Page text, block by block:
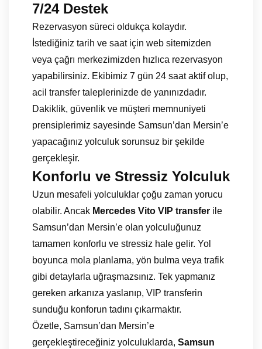
7/24 Destek
Rezervasyon süreci oldukça kolaydır.
İstediğiniz tarih ve saat için web sitemizden
veya çağrı merkezimizden hızlıca rezervasyon
yapabilirsiniz. Ekibimiz 7 gün 24 saat aktif olup,
acil transfer taleplerinizde de yanınızdadır.
Dakiklik, güvenlik ve müşteri memnuniyeti
prensiplerimiz sayesinde Samsun’dan Mersin’e
yapacağınız yolculuk sorunsuz bir şekilde
gerçekleşir.
Konforlu ve Stressiz Yolculuk
Uzun mesafeli yolculuklar çoğu zaman yorucu
olabilir. Ancak Mercedes Vito VIP transfer ile
Samsun’dan Mersin’e olan yolculuğunuz
tamamen konforlu ve stressiz hale gelir. Yol
boyunca mola planlama, yön bulma veya trafik
gibi detaylarla uğraşmazsınız. Tek yapmanız
gereken arkanıza yaslanıp, VIP transferin
sunduğu konforun tadını çıkarmaktır.
Özetle, Samsun’dan Mersin’e
gerçekleştireceğiniz yolculuklarda, Samsun